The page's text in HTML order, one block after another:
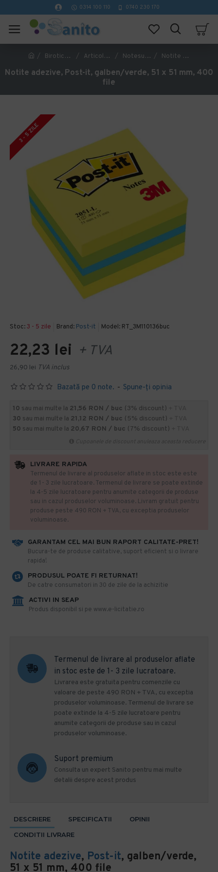
0314 100 110 0740 230 170
Birotica si papetarie Articole din hartie Notesuri adezive si cuburi de hartie Notite adezive, Post-it, galben/verde, 51 x 51 mm, 400 file
Notite adezive, Post-it, galben/verde, 51 x 51 mm, 400
file
3 - 5 ZILE
Stoc: 3 - 5 zile Brand: Post-it Model: RT_3M110136buc
Bazată pe 0 note. - Spune-ţi opinia
22,23 lei + TVA
26,90 lei TVA inclus
10 sau mai multe la 21,56 RON / buc (3% discount)
30 sau mai multe la 21,12 RON / buc (5% discount)
50 sau mai multe la 20,67 RON / buc (7% discount)
GARANTAM CEL MAI BUN RAPORT CALITATE-PRET!
​Bucura-te de produse calitative, suport eficient si o livrare
rapida!
PRODUSUL POATE FI RETURNAT!
De catre consumatori in 30 de zile de la achizitie
ACTIVI IN SEAP
Produs disponibil si pe www.e-licitatie.ro
LIVRARE RAPIDA
Termenul de livrare al produselor aflate in stoc este este
de 1- 3 zile lucratoare. Termenul de livrare se poate extinde
la 4-5 zile lucratoare pentru anumite categorii de produse
sau in cazul produselor voluminoase. Livram gratuit pentru
produse peste 490 RON + TVA, cu exceptia produselor
voluminoase.
Termenul de livrare al produselor aflate
in stoc este de 1- 3 zile lucratoare.
Livrarea este gratuita pentru comenzile cu
valoare de peste 490 RON + TVA, cu exceptia
produselor voluminoase. Termenul de livrare se
poate extinde la 4-5 zile lucratoare pentru
anumite categorii de produse sau in cazul
produselor voluminoase.
Suport premium
Consulta un expert Sanito pentru mai multe
detalii despre acest produs
DESCRIERE SPECIFICATII
OPINII
CONDITII LIVRARE
Notite adezive, Post-it, galben/verde,
51 x 51 mm, 400 file